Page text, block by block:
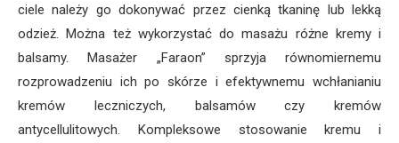
ciele należy go dokonywać przez cienką tkaninę lub lekką
odzież. Można też wykorzystać do masażu różne kremy i
balsamy. Masażer „Faraon” sprzyja równomiernemu
rozprowadzeniu ich po skórze i efektywnemu wchłanianiu
kremów leczniczych, balsamów czy kremów
antycellulitowych. Kompleksowe stosowanie kremu i